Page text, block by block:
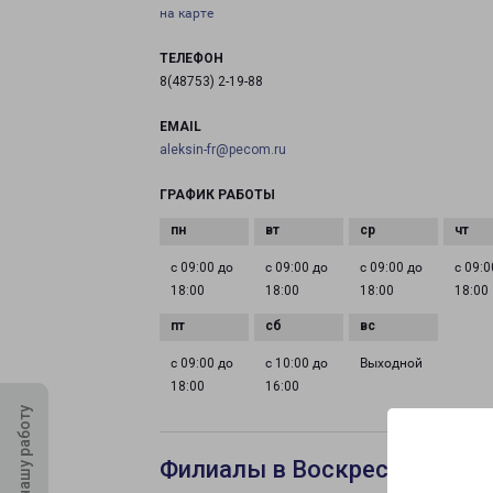
на карте
ТЕЛЕФОН
8(48753) 2-19-88
EMAIL
aleksin-fr@pecom.ru
ГРАФИК РАБОТЫ
с 09:00 до
18:00
с 09:00 до
18:00
с 09:00 до
18:00
с
18:00
с 09:00 до
18:00
с 10:00 до
16:00
Выходной
Филиалы в Воскресенске